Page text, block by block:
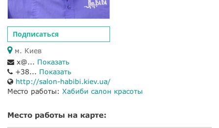
Подписаться
м. Киев
x@... Показать
+38... Показать
http://salon-habibi.kiev.ua/
Место работы: Хабиби салон красоты
Место работы на карте: